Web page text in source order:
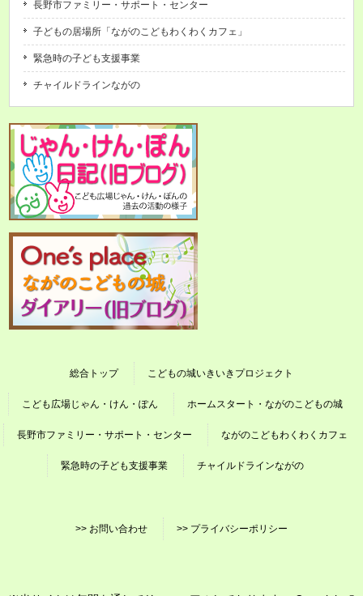
長野市ファミリー・サポート・センター
子どもの居場所「ながのこどもわくわくカフェ」
緊急時の子ども支援事業
チャイルドラインながの
総合トップ こどもの城いきいきプロジェクト
こども広場じゃん・けん・ぽん ホームスタート・ながのこどもの城
長野市ファミリー・サポート・センター ながのこどもわくわくカフェ
緊急時の子ども支援事業 チャイルドラインながの
>> お問い合わせ >> プライバシーポリシー